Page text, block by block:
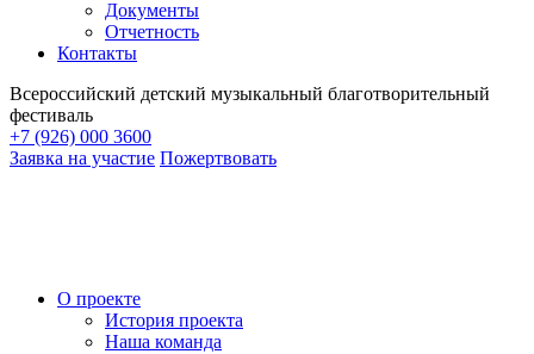
Документы
Отчетность
Контакты
Всероссийский детский музыкальный благотворительный
фестиваль
+7 (926) 000 3600
Заявка на участие Пожертвовать
О проекте
История проекта
Наша команда